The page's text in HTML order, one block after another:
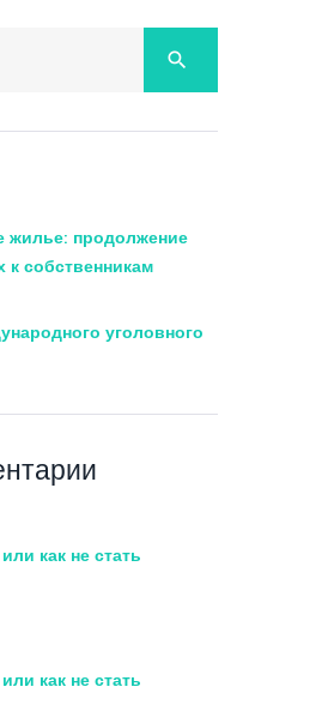
search
жилье: продолжение
к собственникам
уголовного
как не стать
как не стать